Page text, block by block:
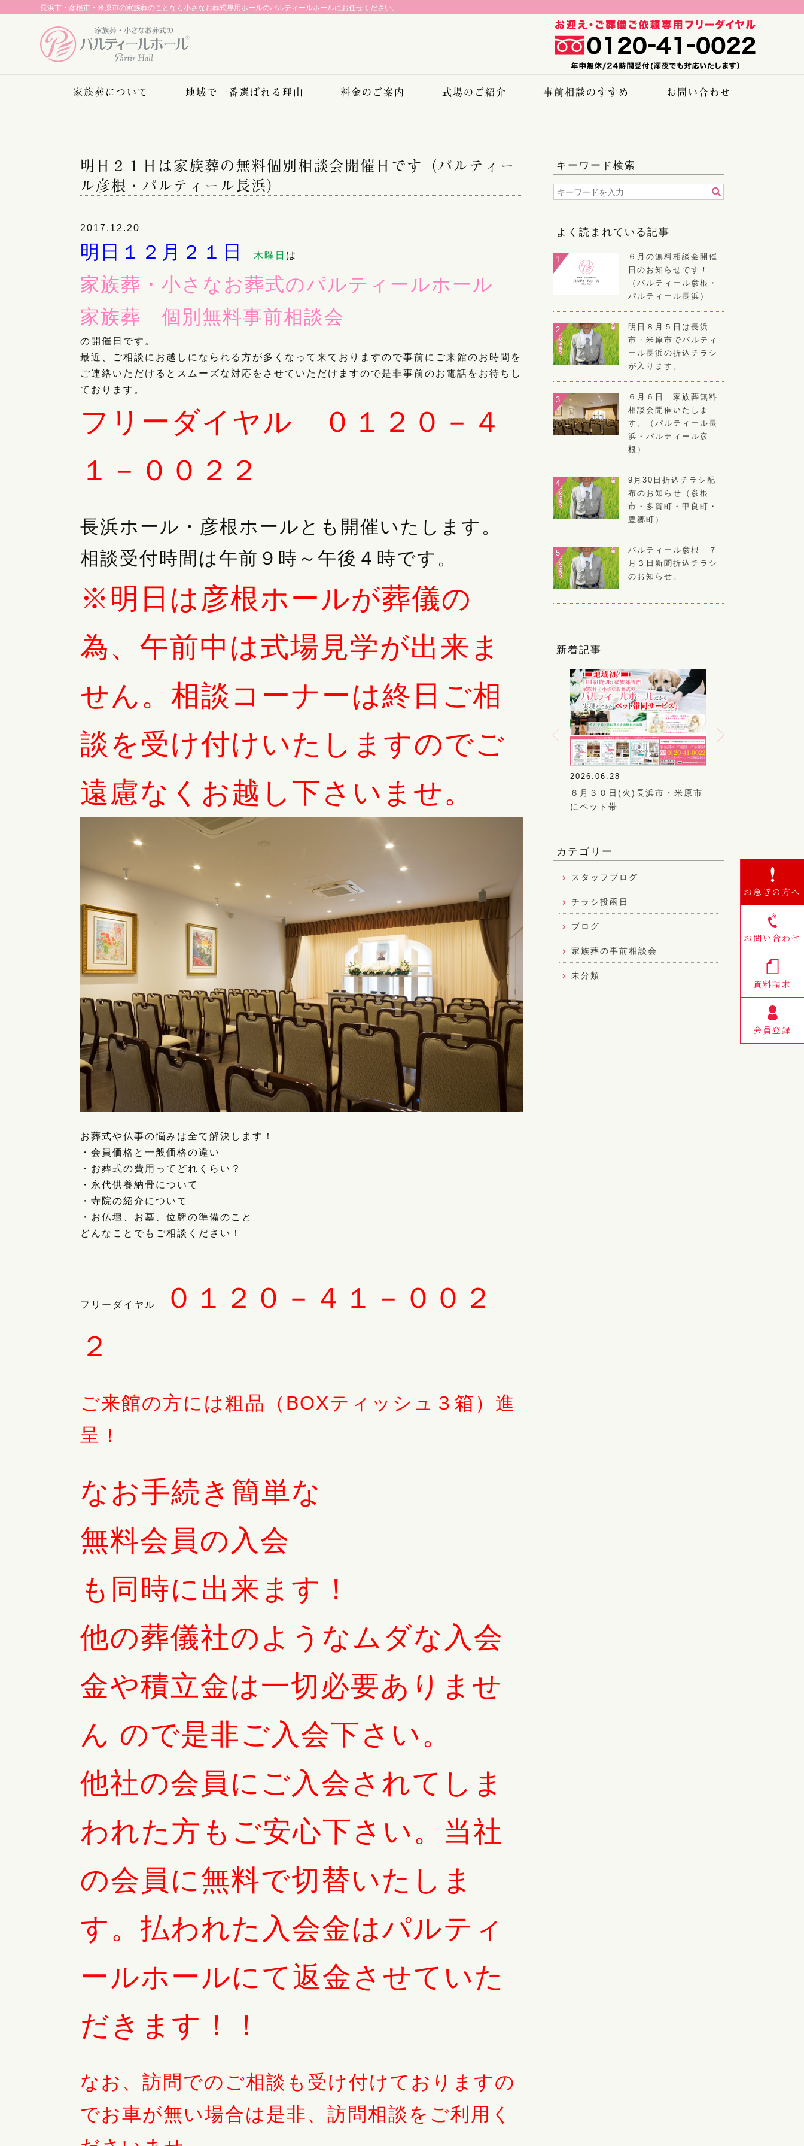
長浜市・彦根市・米原市の家族葬のことなら小さなお葬式専用ホールのパルティールホールにお任せください。
家族葬について 地域で一番選ばれる理由 料金のご案内 式場のご紹介 事前相談のすすめ お問い合わせ
明日２１日は家族葬の無料個別相談会開催日です（パルティー
ル彦根・パルティール長浜）
2017.12.20
明日１２月２１日 木曜日 は
家族葬・小さなお葬式のパルティールホール
家族葬 個別無料事前相談会
の開催日です。
最近、ご相談にお越しになられる方が多くなって来ておりますので事前にご来館のお時間を
ご連絡いただけるとスムーズな対応をさせていただけますので是非事前のお電話をお待ちし
ております。
フリーダイヤル ０１２０－４
１－００２２
長浜ホール・彦根ホールとも開催いたします。
相談受付時間は午前９時～午後４時です。
※明日は彦根ホールが葬儀の
為、午前中は式場見学が出来ま
せん。相談コーナーは終日ご相
談を受け付けいたしますのでご
遠慮なくお越し下さいませ。
お葬式や仏事の悩みは全て解決します！
・会員価格と一般価格の違い
・お葬式の費用ってどれくらい？
・永代供養納骨について
・寺院の紹介について
・お仏壇、お墓、位牌の準備のこと
どんなことでもご相談ください！
フリーダイヤル
０１２０－４１－００２
２
ご来館の方には粗品（BOXティッシュ３箱）進
呈！
なお手続き簡単な
無料会員の入会
も同時に出来ます！
他の葬儀社のようなムダな入会
金や積立金は一切必要ありませ
ん ので是非ご入会下さい。
他社の会員にご入会されてしま
われた方もご安心下さい。当社
の会員に無料で切替いたしま
す。払われた入会金はパルティ
ールホールにて返金させていた
だきます！！
なお、訪問でのご相談も受け付けておりますの
でお車が無い場合は是非、訪問相談をご利用く
キーワード検索
よく読まれている記事
６月の無料相談会開催
日のお知らせです！
（パルティール彦根・
パルティール長浜）
明日８月５日は長浜
市・米原市でパルティ
ール長浜の折込チラシ
が入ります。
６月６日 家族葬無料
相談会開催いたしま
す。（パルティール長
浜・パルティール彦
根）
9月30日折込チラシ配
布のお知らせ（彦根
市・多賀町・甲良町・
豊郷町）
パルティール彦根 ７
月３日新聞折込チラシ
のお知らせ。
新着記事
2026.05.15
５月１８日(月)彦根市・多賀
町、甲良町、
ペットの葬儀参列について
６月３０日(火)長浜市・米原市
2026.06.20
５月２２日(月)彦根市・多賀
町、甲良町、
カテゴリー
スタッフブログ
チラシ投函日
ブログ
家族葬の事前相談会
未分類
お急ぎの方へ
お問い合わせ
資料請求
会員登録